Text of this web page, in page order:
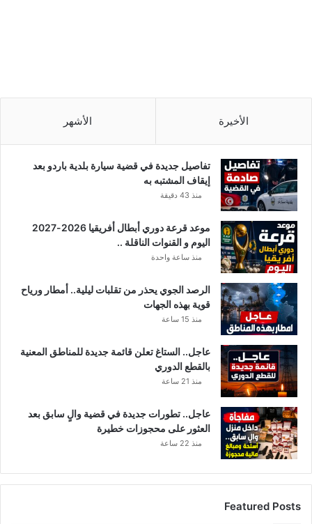
الأخيرة الأشهر
تفاصيل جديدة في قضية سيارة بلدية باردو بعد
إيقاف المشتبه به
منذ 43 دقيقة
موعد قرعة دوري أبطال أفريقيا 2026-2027
اليوم و القنوات الناقلة ..
منذ ساعة واحدة
الرصد الجوي يحذر من تقلبات ليلية.. أمطار ورياح
قوية بهذه الجهات
منذ 15 ساعة
عاجل.. الستاغ تعلن قائمة جديدة للمناطق المعنية
بالقطع الدوري
منذ 21 ساعة
عاجل.. تطورات جديدة في قضية والٍ سابق بعد
العثور على محجوزات خطيرة
منذ 22 ساعة
Featured Posts